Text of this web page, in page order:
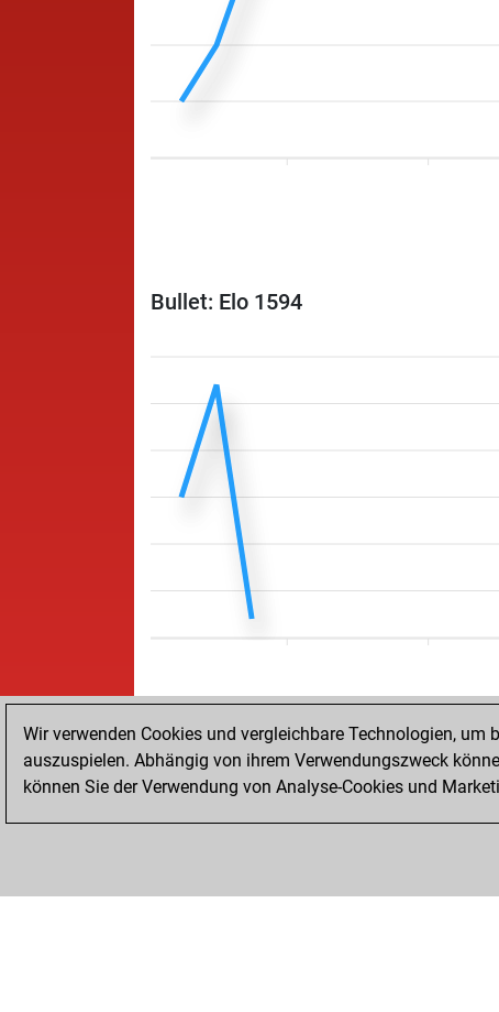
Bullet: Elo 1594
STARTSEITE
Wir verwenden Cookies und vergleichbare Technologien,
auszuspielen. Abhängig von ihrem Verwendungszweck
können Sie der Verwendung von Analyse-Cookies und